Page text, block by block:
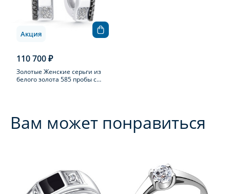
110 700 ₽
Золотые Женские серьги из
белого золота 585 пробы с
Акция
Вам может понравиться